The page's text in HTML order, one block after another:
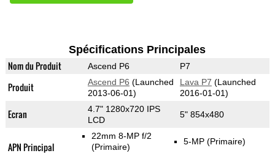
Spécifications Principales
Nom du Produit Ascend P6 P7
Produit Ascend P6 (Launched
2013-06-01)
Lava P7 (Launched
2016-01-01)
Ecran
4.7" 1280x720 IPS
LCD
5" 854x480
APN Principal
22mm 8-MP f/2
(Primaire)
5-MP (Primaire)